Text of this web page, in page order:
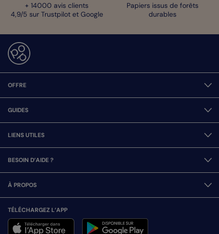
+ 14000 avis clients
4,9/5 sur Trustpilot et Google
Papiers issus de forêts
durables
OFFRE
GUIDES
LIENS UTILES
BESOIN D’AIDE ?
À PROPOS
TÉLÉCHARGEZ L’APP